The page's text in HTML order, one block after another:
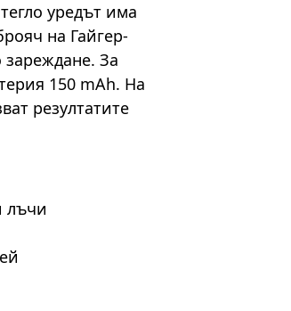
уредът има
на Гайгер-
За
150 mAh. На
резултатите
лъчи